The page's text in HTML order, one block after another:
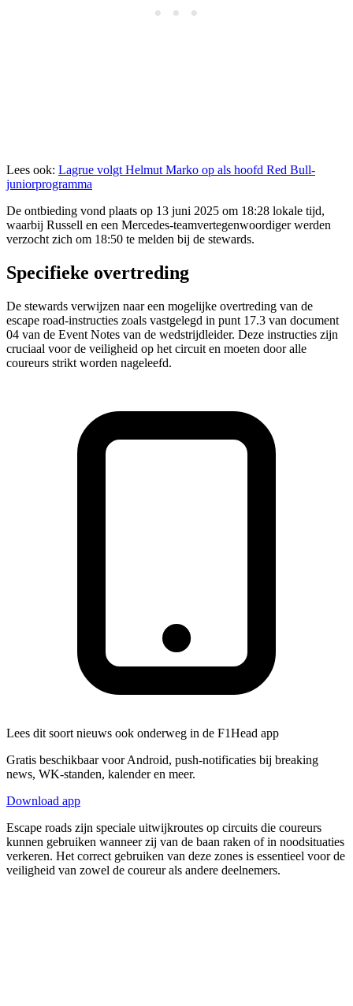
Lees ook: Lagrue volgt Helmut Marko op als hoofd Red Bull-
juniorprogramma
De ontbieding vond plaats op 13 juni 2025 om 18:28 lokale tijd,
waarbij Russell en een Mercedes-teamvertegenwoordiger werden
verzocht zich om 18:50 te melden bij de stewards.
Specifieke overtreding
De stewards verwijzen naar een mogelijke overtreding van de
escape road-instructies zoals vastgelegd in punt 17.3 van document
04 van de Event Notes van de wedstrijdleider. Deze instructies zijn
cruciaal voor de veiligheid op het circuit en moeten door alle
coureurs strikt worden nageleefd.
Lees dit soort nieuws ook onderweg in de F1Head app
Gratis beschikbaar voor Android, push-notificaties bij breaking
news, WK-standen, kalender en meer.
Download app
Escape roads zijn speciale uitwijkroutes op circuits die coureurs
kunnen gebruiken wanneer zij van de baan raken of in noodsituaties
verkeren. Het correct gebruiken van deze zones is essentieel voor de
veiligheid van zowel de coureur als andere deelnemers.